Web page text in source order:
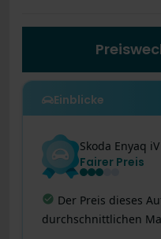
Einblicke
Skoda Enyaq iV
Fairer Preis
Hohe Reichweite: